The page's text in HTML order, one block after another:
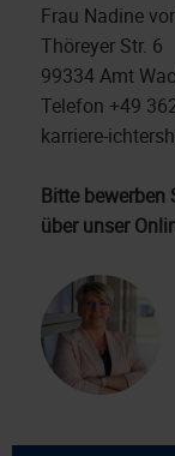
Frau Nadine
Thöreyer Str. 6
99334 Amt
Telefon +49
karriere-
Bitte bewerben
über unser